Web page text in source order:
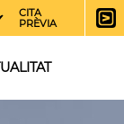
CITA
PRÈVIA